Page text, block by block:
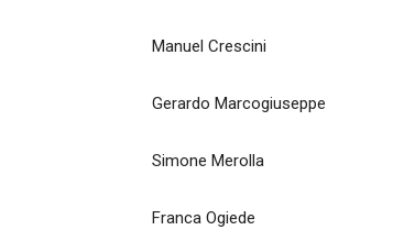
Manuel Crescini
Gerardo Marcogiuseppe
Simone Merolla
Franca Ogiede